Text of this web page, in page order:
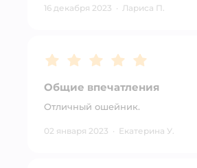
16 декабря 2023 · Лариса П.
Рейтинг:5
Общие впечатления
Отличный ошейник.
02 января 2023 · Екатерина У.